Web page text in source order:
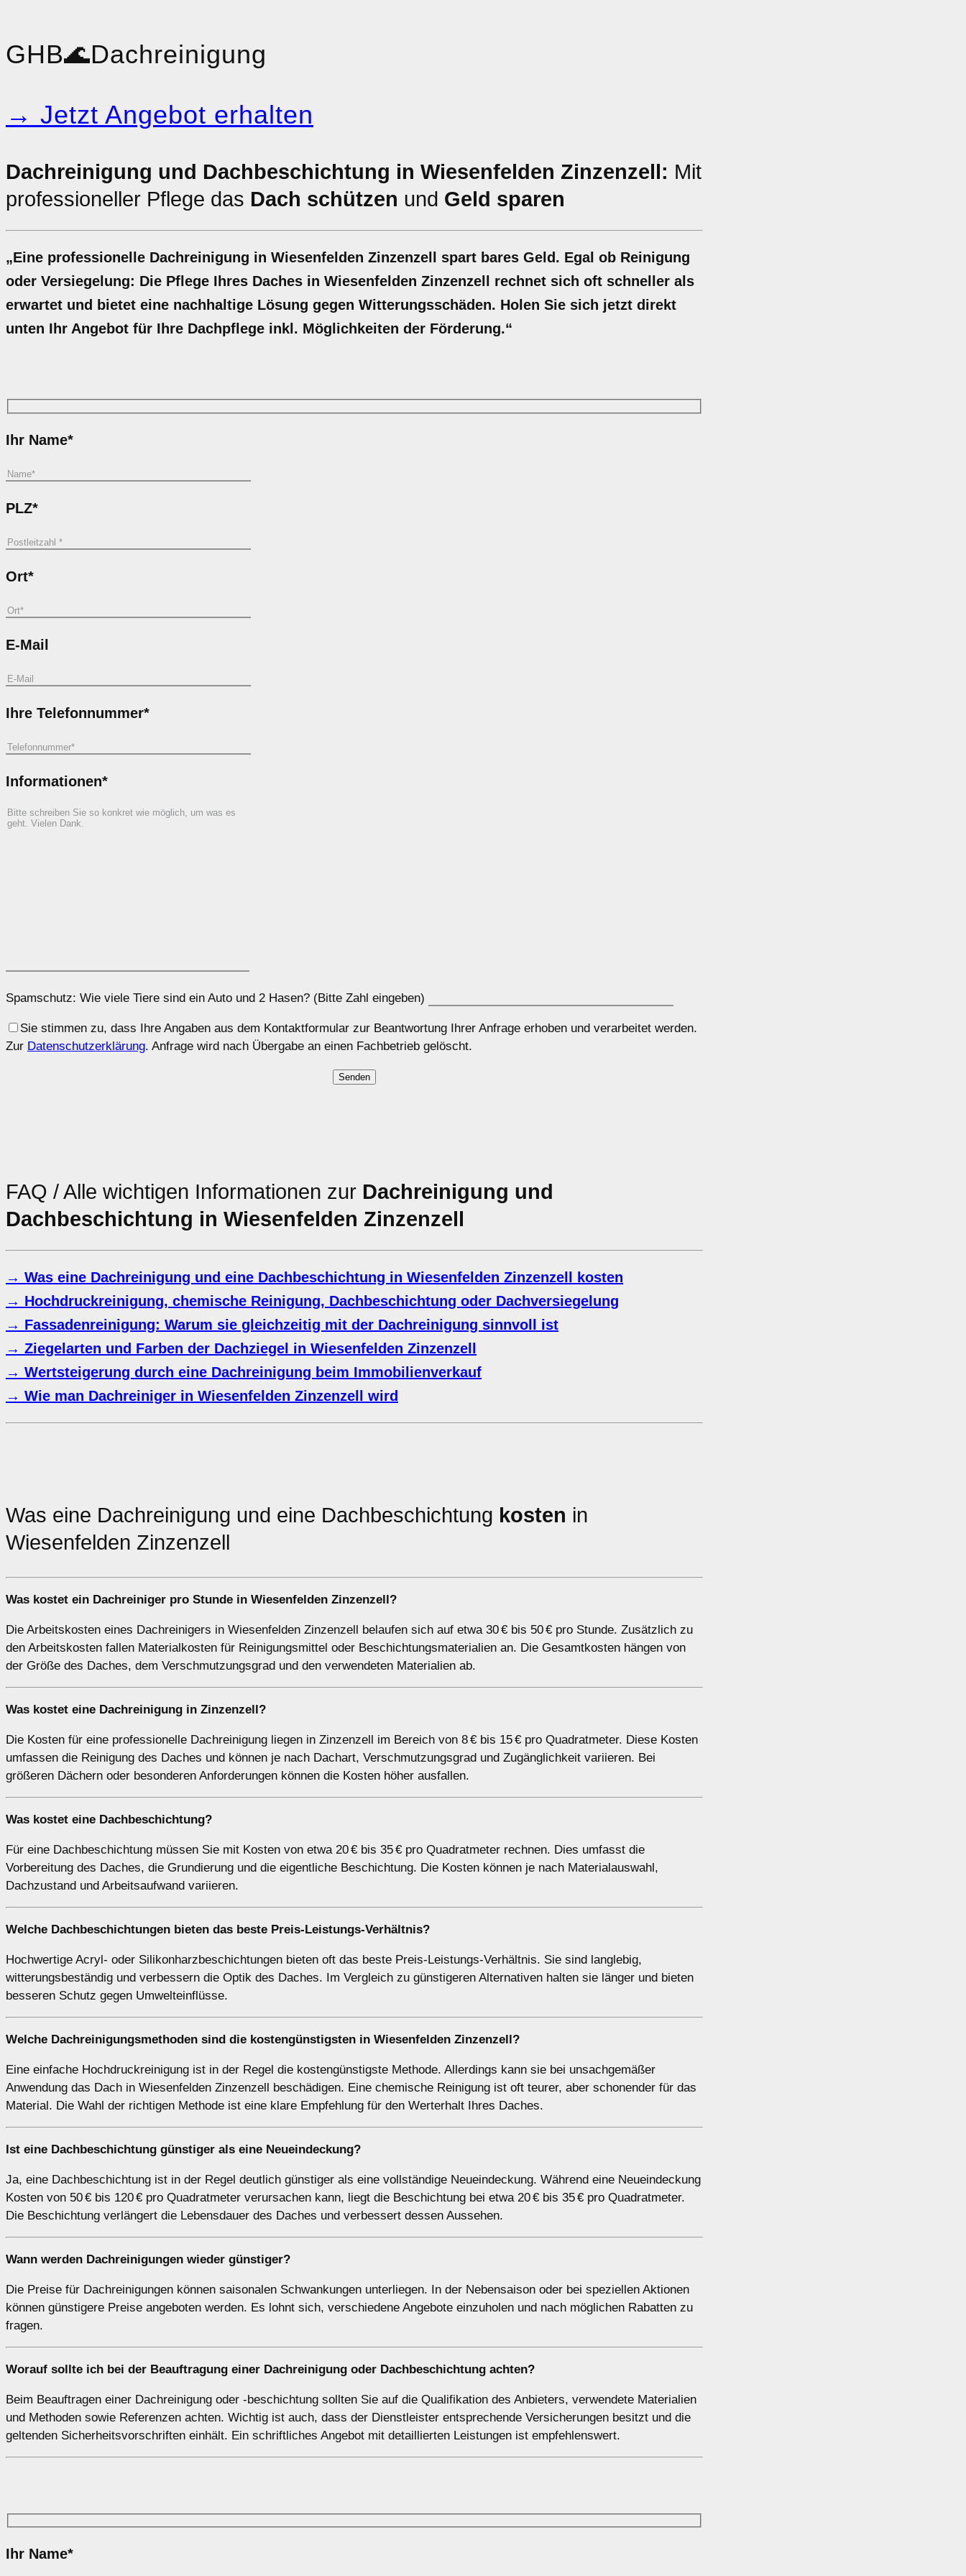
GHB🌊Dachreinigung
→ Jetzt Angebot erhalten
Dachreinigung und Dachbeschichtung in Wiesenfelden Zinzenzell: Mit
professioneller Pflege das Dach schützen und Geld sparen
„Eine professionelle Dachreinigung in Wiesenfelden Zinzenzell spart bares Geld. Egal ob Reinigung
oder Versiegelung: Die Pflege Ihres Daches in Wiesenfelden Zinzenzell rechnet sich oft schneller als
erwartet und bietet eine nachhaltige Lösung gegen Witterungsschäden. Holen Sie sich jetzt direkt
unten Ihr Angebot für Ihre Dachpflege inkl. Möglichkeiten der Förderung.“
Ihr Name*
PLZ*
Ort*
E-Mail
Ihre Telefonnummer*
Informationen*
Spamschutz: Wie viele Tiere sind ein Auto und 2 Hasen? (Bitte Zahl eingeben)
Sie stimmen zu, dass Ihre Angaben aus dem Kontaktformular zur Beantwortung Ihrer Anfrage erhoben und verarbeitet werden.
Zur Datenschutzerklärung. Anfrage wird nach Übergabe an einen Fachbetrieb gelöscht.
FAQ / Alle wichtigen Informationen zur Dachreinigung und
Dachbeschichtung in Wiesenfelden Zinzenzell
→ Was eine Dachreinigung und eine Dachbeschichtung in Wiesenfelden Zinzenzell kosten
→ Hochdruckreinigung, chemische Reinigung, Dachbeschichtung oder Dachversiegelung
→ Fassadenreinigung: Warum sie gleichzeitig mit der Dachreinigung sinnvoll ist
→ Ziegelarten und Farben der Dachziegel in Wiesenfelden Zinzenzell
→ Wertsteigerung durch eine Dachreinigung beim Immobilienverkauf
→ Wie man Dachreiniger in Wiesenfelden Zinzenzell wird
Was eine Dachreinigung und eine Dachbeschichtung kosten in
Wiesenfelden Zinzenzell
Was kostet ein Dachreiniger pro Stunde in Wiesenfelden Zinzenzell?
Die Arbeitskosten eines Dachreinigers in Wiesenfelden Zinzenzell belaufen sich auf etwa 30 € bis 50 € pro Stunde. Zusätzlich zu
den Arbeitskosten fallen Materialkosten für Reinigungsmittel oder Beschichtungsmaterialien an. Die Gesamtkosten hängen von
der Größe des Daches, dem Verschmutzungsgrad und den verwendeten Materialien ab.
Was kostet eine Dachreinigung in Zinzenzell?
Die Kosten für eine professionelle Dachreinigung liegen in Zinzenzell im Bereich von 8 € bis 15 € pro Quadratmeter. Diese Kosten
umfassen die Reinigung des Daches und können je nach Dachart, Verschmutzungsgrad und Zugänglichkeit variieren. Bei
größeren Dächern oder besonderen Anforderungen können die Kosten höher ausfallen.
Was kostet eine Dachbeschichtung?
Für eine Dachbeschichtung müssen Sie mit Kosten von etwa 20 € bis 35 € pro Quadratmeter rechnen. Dies umfasst die
Vorbereitung des Daches, die Grundierung und die eigentliche Beschichtung. Die Kosten können je nach Materialauswahl,
Dachzustand und Arbeitsaufwand variieren.
Welche Dachbeschichtungen bieten das beste Preis-Leistungs-Verhältnis?
Hochwertige Acryl- oder Silikonharzbeschichtungen bieten oft das beste Preis-Leistungs-Verhältnis. Sie sind langlebig,
witterungsbeständig und verbessern die Optik des Daches. Im Vergleich zu günstigeren Alternativen halten sie länger und bieten
besseren Schutz gegen Umwelteinflüsse.
Welche Dachreinigungsmethoden sind die kostengünstigsten in Wiesenfelden Zinzenzell?
Eine einfache Hochdruckreinigung ist in der Regel die kostengünstigste Methode. Allerdings kann sie bei unsachgemäßer
Anwendung das Dach in Wiesenfelden Zinzenzell beschädigen. Eine chemische Reinigung ist oft teurer, aber schonender für das
Material. Die Wahl der richtigen Methode ist eine klare Empfehlung für den Werterhalt Ihres Daches.
Ist eine Dachbeschichtung günstiger als eine Neueindeckung?
Ja, eine Dachbeschichtung ist in der Regel deutlich günstiger als eine vollständige Neueindeckung. Während eine Neueindeckung
Kosten von 50 € bis 120 € pro Quadratmeter verursachen kann, liegt die Beschichtung bei etwa 20 € bis 35 € pro Quadratmeter.
Die Beschichtung verlängert die Lebensdauer des Daches und verbessert dessen Aussehen.
Wann werden Dachreinigungen wieder günstiger?
Die Preise für Dachreinigungen können saisonalen Schwankungen unterliegen. In der Nebensaison oder bei speziellen Aktionen
können günstigere Preise angeboten werden. Es lohnt sich, verschiedene Angebote einzuholen und nach möglichen Rabatten zu
fragen.
Worauf sollte ich bei der Beauftragung einer Dachreinigung oder Dachbeschichtung achten?
Beim Beauftragen einer Dachreinigung oder -beschichtung sollten Sie auf die Qualifikation des Anbieters, verwendete Materialien
und Methoden sowie Referenzen achten. Wichtig ist auch, dass der Dienstleister entsprechende Versicherungen besitzt und die
geltenden Sicherheitsvorschriften einhält. Ein schriftliches Angebot mit detaillierten Leistungen ist empfehlenswert.
Ihr Name*